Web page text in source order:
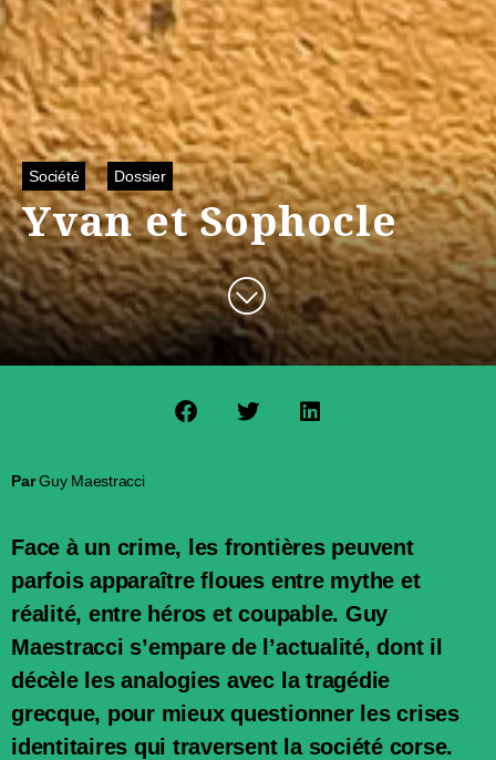
Société Dossier
Yvan et Sophocle
ParGuy Maestracci
Face à un crime, les frontières peuvent
parfois apparaître floues entre mythe et
réalité, entre héros et coupable. Guy
Maestracci s’empare de l’actualité, dont il
décèle les analogies avec la tragédie
grecque, pour mieux questionner les crises
identitaires qui traversent la société corse.